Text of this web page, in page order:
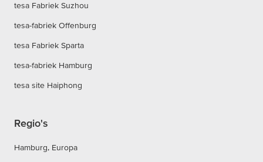
tesa Fabriek Suzhou
tesa-fabriek Offenburg
tesa Fabriek Sparta
tesa-fabriek Hamburg
tesa site Haiphong
Regio's
Hamburg, Europa